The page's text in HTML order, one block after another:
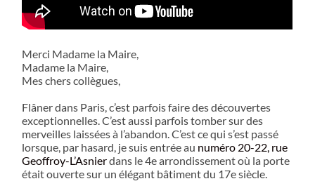
Merci Madame la Maire,
Madame la Maire,
Mes chers collègues,
Flâner dans Paris, c’est parfois faire des découvertes
exceptionnelles. C’est aussi parfois tomber sur des
merveilles laissées à l’abandon. C’est ce qui s’est passé
lorsque, par hasard, je suis entrée au numéro 20-22, rue
Geoffroy-L’Asnierdans le 4e arrondissement où la porte
était ouverte sur un élégant bâtiment du 17e siècle.